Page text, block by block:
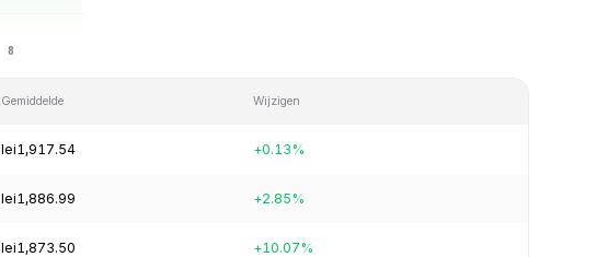
Gemiddelde Wijzigen
lei1,917.54 +0.13%
lei1,886.99 +2.85%
lei1,873.50 +10.07%